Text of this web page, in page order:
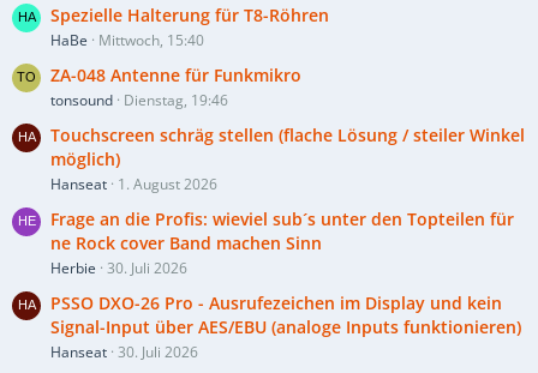
Spezielle Halterung für T8-Röhren
HaBe Mittwoch, 15:40
ZA-048 Antenne für Funkmikro
tonsound Dienstag, 19:46
Touchscreen schräg stellen (flache Lösung / steiler Winkel
möglich)
Hanseat 1. August 2026
Frage an die Profis: wieviel sub´s unter den Topteilen für
ne Rock cover Band machen Sinn
Herbie 30. Juli 2026
PSSO DXO-26 Pro - Ausrufezeichen im Display und kein
Signal-Input über AES/EBU (analoge Inputs funktionieren)
Hanseat 30. Juli 2026